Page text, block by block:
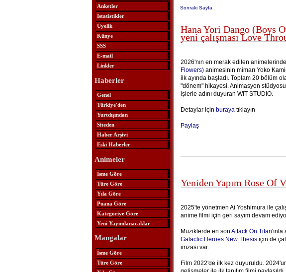
Anketler
İstatistikler
Üyelik
Künye
SSS
E-mail
Linkler
Haberler
Genel
Türkiye'den
Yurtdışından
Siteden
Haber Arşivi
Eski Haberler
Animeler
İsme Göre
Türe Göre
Yıla Göre
Puana Göre
Kategoriye Göre
Yeni Yayımlanacaklar
Mangalar
İsme Göre
Türe Göre
Sonraki Sayfa
Hana Yori Dango (Boys
yeni çalışması Love
2026'nın en merak edilen
Flowers)animesinin mimarı Yoko
ilk ayında başladı. Toplam 20 bölüm
"dönem" hikayesi. Animasyon
işlerle adını duyuran WIT STUDIO.
Detaylar için burayatıklayın
Paylaş
Yeniden Yapım Rose Of
2025'te yönetmen Ai Yoshimura ile
anime filmi için geri sayım devam
Müziklerde en son Attack On Titan'ınla
Galactic Heroes New Thesisiçin de
imzası var.
Film 2022'de ilk kez duyuruldu.